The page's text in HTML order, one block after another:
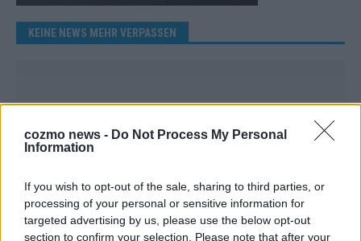
cozmo news - Do Not Process My Personal
Information
If you wish to opt-out of the sale, sharing to third parties, or
processing of your personal or sensitive information for
targeted advertising by us, please use the below opt-out
section to confirm your selection. Please note that after your
KEINE NEWS MEHR VERPASSEN